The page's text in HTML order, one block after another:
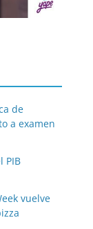
de
a examen
PIB
vuelve